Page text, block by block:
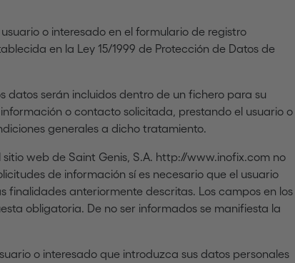
o interesado en el formulario de registro
en la Ley 15/1999 de Protección de Datos de
datos serán incluidos dentro de un fichero para su
o contacto solicitada, prestando el usuario o
generales a dicho tratamiento.
web de Saint Genis, S.A. http://www.inofix.com no
de información sí es necesario que el usuario
finalidades anteriormente descritas. Los campos en los
obligatoria. De no ser informados se manifiesta la
o interesado que introduzca sus datos personales